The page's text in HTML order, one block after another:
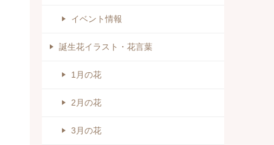
イベント情報
誕生花イラスト・花言葉
1月の花
2月の花
3月の花